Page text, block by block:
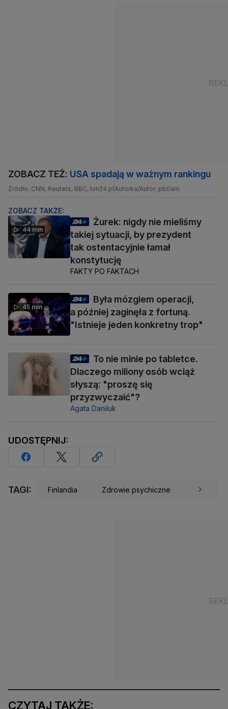
ZOBACZ TEŻ: USA spadają w ważnym rankingu
Źródło: CNN, Reuters, BBC, tvn24.plAutorka/Autor: pb//am
ZOBACZ TAKŻE:
44 min
Żurek: nigdy nie mieliśmy
takiej sytuacji, by prezydent
tak ostentacyjnie łamał
konstytucję
FAKTY PO FAKTACH
45 min
Była mózgiem operacji,
a później zaginęła z fortuną.
"Istnieje jeden konkretny trop"
To nie minie po tabletce.
Dlaczego miliony osób wciąż
słyszą: "proszę się
przyzwyczaić"?
Agata Daniluk
UDOSTĘPNIJ:
TAGI: Finlandia Zdrowie psychiczne
CZYTAJ TAKŻE: